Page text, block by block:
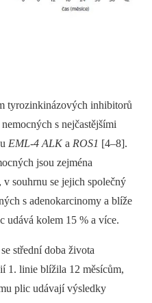
tyrozinkinázových inhibitorů
s nejčastějšími
EML-4 ALKa ROS1 [4–8].
jsou zejména
souhrnu se jejich společný
s adenokarcinomy a blíže
udává kolem 15 % a více.
střední doba života
1. linie blížila 12 měsícům,
plic udávají výsledky